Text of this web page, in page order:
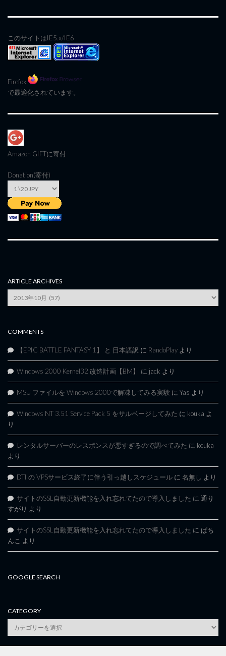
このサイトはIE5.x/IE6
Firefox
で最適化されています。
Amazon GIFTに寄付
Donation(寄付)
ARTICLE ARCHIVES
Article
Archives
COMMENTS
【EPIC BATTLE FANTASY 1】 と 日本語訳 に RandoPlay より
Windows 2000 Kernel32 改造計画【BM】 に jack より
MSU ファイルを Windows 2000で解凍してみる実験 に Yas より
Windows NT 3.51 Service Pack 5 をサルベージしてみた に kouka よ
り
レンタルサーバーのレスポンスが悪すぎるので調べてみた に kouka
より
DTI の VPSサービス終了に伴う引っ越しスケジュール に 名無し より
サイトのSSL自動更新機能を入れ忘れてたので導入しました に 通り
すがり より
サイトのSSL自動更新機能を入れ忘れてたので導入しました に ぱち
んこ より
GOOGLE SEARCH
CATEGORY
category